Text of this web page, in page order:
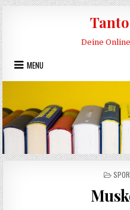
Skip to content
Deine
MENU